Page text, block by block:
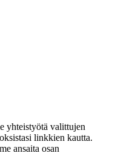
yhteistyötä valittujen
linkkien kautta.
ansaita osan